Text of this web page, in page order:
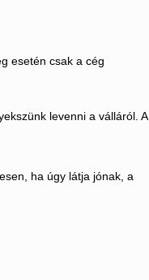
esetén csak a cég
levenni a válláról. A
ha úgy látja jónak, a